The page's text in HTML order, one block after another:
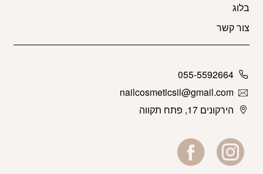
בלוג
צור קשר
055-5592664
nailcosmeticsil@gmail.com
הירקונים 17, פתח תקווה